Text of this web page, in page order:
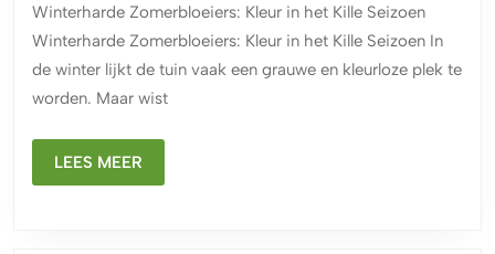
Bloemen
in
het
Winterharde Zomerbloeiers: Kleur in het Kille Seizoen
Winterharde Zomerbloeiers: Kleur in het Kille Seizoen In
de winter lijkt de tuin vaak een grauwe en kleurloze plek te
worden. Maar wist
LEES MEER
MEER